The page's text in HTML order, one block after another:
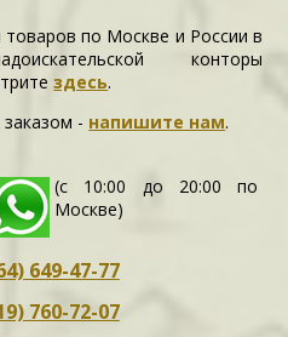
товаров по Москве и России в
конторы
здесь.
- напишите нам.
(с 10:00 до 20:00 по
Москве)
649-47-77
760-72-07